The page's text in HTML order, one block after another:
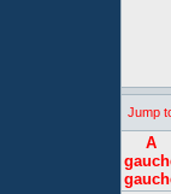
Jump
A